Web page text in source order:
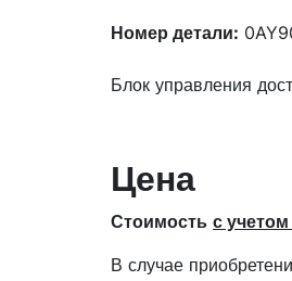
Номер детали:
Блок управления
Цена
Стоимость с
В случае